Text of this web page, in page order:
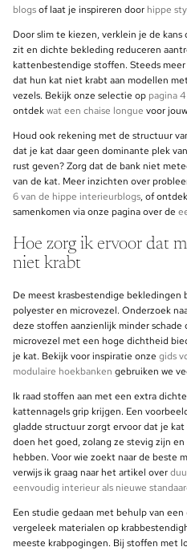
blogsof laat je inspireren door hippe
Door slim te kiezen, verklein je de
zit en dichte bekleding reduceren
kattenbestendige stoffen. Steeds
dat hun kat niet krabt aan modellen
vezels. Bekijk onze selectie op pagina
ontdekwat een chaise longue voor
Houd ook rekening met de structuur
dat je kat daar geen dominante plek
rust geven? Zorg dat de bank niet
van de kat. Meer inzichten over
6 van de hippe interieurblogs, of
samenkomen via onze pagina over de
Hoe zorg ik ervoor dat
niet krabt
De meest krasbestendige bekledingen
polyester en microvezel. Onderzoek
deze stoffen aanzienlijk minder
microvezel met een hoge dichtheid
je kat. Bekijk voor inspiratie onze gids
modulaire hoekbanken gebruiken we
Ik raad stoffen aan met een extra
kattennagels grip krijgen. Een
gladde structuur zorgt ervoor dat je
doen het goed, zolang ze stevig zijn
hebben. Voor wie zoekt naar de beste
verwijs ik graag naar het artikel over
eenvoudig interieur als nieuwe
Een studie gedaan met behulp van een
vergeleek materialen op
meeste krabpogingen. Bij stoffen met